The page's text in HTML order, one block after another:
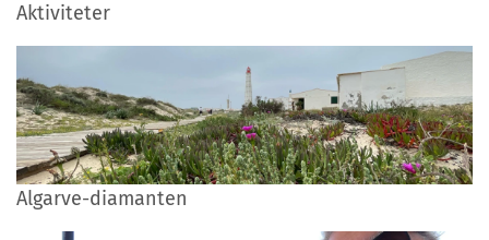
Aktiviteter
Algarve-diamanten